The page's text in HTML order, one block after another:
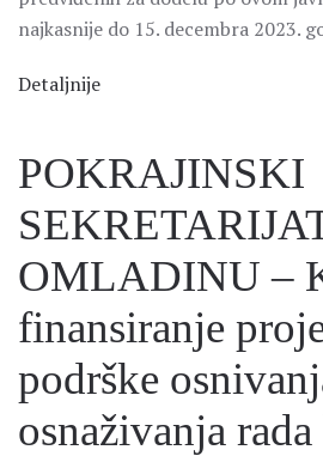
najkasnije do 15. decembra 2023.
Detaljnije
POKRAJINSKI
OMLADINU –
finansiranje
podrške
osnaživanja